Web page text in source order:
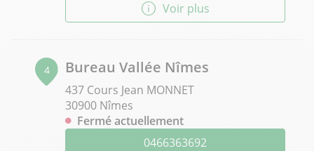
Voir plus
4 Bureau Vallée Nîmes
437 Cours Jean MONNET
30900 Nîmes
Fermé actuellement
0466363692